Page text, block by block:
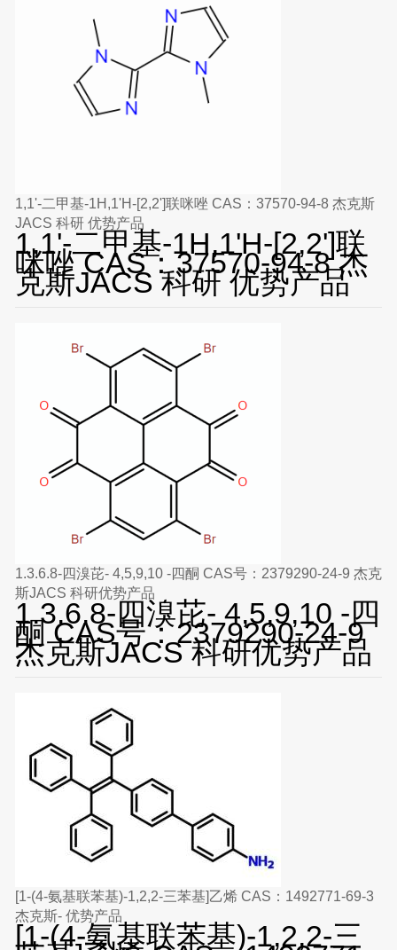
1,1'-二甲基-1H,1'H-[2,2']联咪唑 CAS：37570-94-8 杰克斯
JACS 科研 优势产品
1,1'-二甲基-1H,1'H-[2,2']联
咪唑 CAS：37570-94-8 杰
克斯JACS 科研 优势产品
1.3.6.8-四溴芘- 4,5,9,10 -四酮 CAS号：2379290-24-9 杰克
斯JACS 科研优势产品
1.3.6.8-四溴芘- 4,5,9,10 -四
酮 CAS号：2379290-24-9
杰克斯JACS 科研优势产品
[1-(4-氨基联苯基)-1,2,2-三苯基]乙烯 CAS：1492771-69-3
杰克斯- 优势产品
[1-(4-氨基联苯基)-1,2,2-三